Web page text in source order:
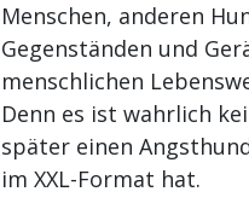
Menschen, anderen
Gegenständen und
menschlichen
Denn es ist wahrlich
später einen
im XXL-Format hat.